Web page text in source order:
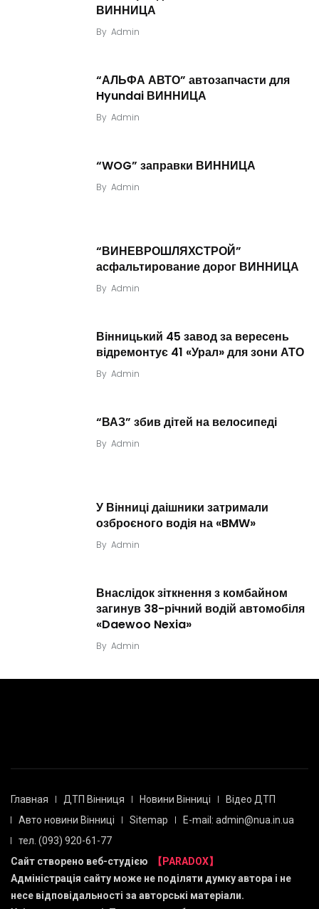
ВИННИЦА
By Admin
“АЛЬФА АВТО” автозапчасти для
Hyundai ВИННИЦА
By Admin
“WOG” заправки ВИННИЦА
By Admin
“ВИНЕВРОШЛЯХСТРОЙ”
асфальтирование дорог ВИННИЦА
By Admin
Вінницький 45 завод за вересень
відремонтує 41 «Урал» для зони АТО
By Admin
“ВАЗ” збив дітей на велосипеді
By Admin
У Вінниці даішники затримали
озброєного водія на «BMW»
By Admin
Внаслідок зіткнення з комбайном
загинув 38-річний водій автомобіля
«Daewoo Nexia»
By Admin
Главная ДТП Вінниця Новини Вінниці
Відео ДТП
Авто новини Вінниці
Sitemap
E-mail: admin@nua.in.ua
тел. (093) 920-61-77
Сайт створено веб-студією
【PARADOX】
Адміністрація сайту може не поділяти думку автора і не
несе відповідальності за авторські матеріали.